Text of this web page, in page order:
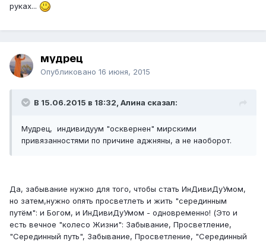
руках...
мудрец
Опубликовано 16 июня, 2015
В 15.06.2015 в 18:32, Алина сказал:
Мудрец, индивидуум "осквернен" мирскими
привязанностями по причине аджняны, а не наоборот.
Да, забывание нужно для того, чтобы стать ИнДивиДуУмом,
но затем,нужно опять просветлеть и жить "серединным
путём": и Богом, и ИнДивиДуУмом - одновременно! (Это и
есть вечное "колесо Жизни": Забывание, Просветление,
"Серединный путь", Забывание, Просветление, "Серединный